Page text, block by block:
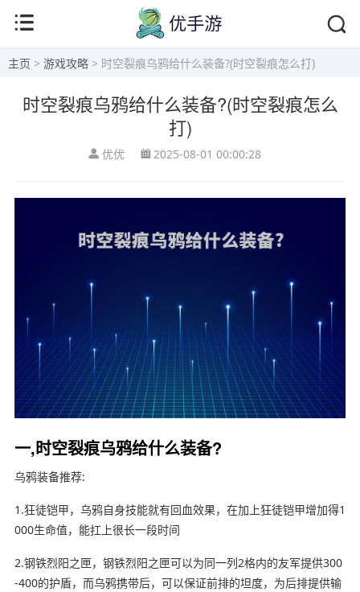
主页 > 游戏攻略 > 时空裂痕乌鸦给什么装备?(时空裂痕怎么打)
时空裂痕乌鸦给什么装备?(时空裂痕怎么
打)
优优 2025-08-01 00:00:28
一,时空裂痕乌鸦给什么装备?
乌鸦装备推荐:
1.狂徒铠甲，乌鸦自身技能就有回血效果，在加上狂徒铠甲增加得1
000生命值，能扛上很长一段时间
2.钢铁烈阳之匣，钢铁烈阳之匣可以为同一列2格内的友军提供300
-400的护盾，而乌鸦携带后，可以保证前排的坦度，为后排提供输